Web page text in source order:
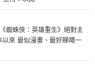
蜘蛛俠：英雄重生》絕對主
來 最似漫畫、最好睇嘅一